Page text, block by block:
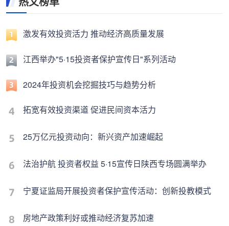
激发有效投资活力 推动经济高质量发展
江西举办"5·15投资者保护宣传日"系列活动
2024年投资机会挖掘技巧与趋势分析
拓宽有效投资渠道 促进民间资本活力
25万亿元投资动向：新兴资产加速崛起
法治护航 投资者权益 5·15宣传日陕西专场圆满举办
宁夏证监局开展投资者保护宣传活动：创新投教模式
房地产政策利好或推动经济复苏加速